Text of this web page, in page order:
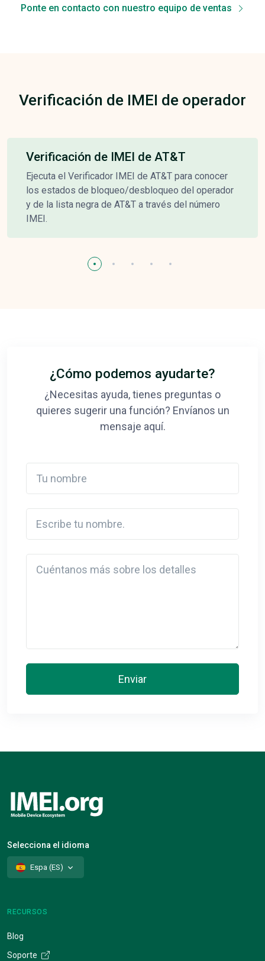
Ponte en contacto con nuestro equipo de ventas
Verificación de IMEI de operador
Verificación de IMEI de AT&T
Ejecuta el Verificador IMEI de AT&T para conocer
los estados de bloqueo/desbloqueo del operador
y de la lista negra de AT&T a través del número
IMEI.
¿Cómo podemos ayudarte?
¿Necesitas ayuda, tienes preguntas o
quieres sugerir una función? Envíanos un
mensaje aquí.
Enviar
Selecciona el idioma
Espa (ES)
RECURSOS
Blog
Soporte